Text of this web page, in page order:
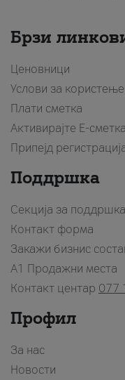
Брзи
Ценовници
Услови за користење
Плати сметка
Активирајте Е-сметка
Припејд
Поддршка
Секција за поддршка
Контакт форма
Закажи бизнис
A1 Продажни места
Контакт центар 077
Профил
За нас
Новости